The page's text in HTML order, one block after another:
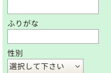
ふりがな
性別